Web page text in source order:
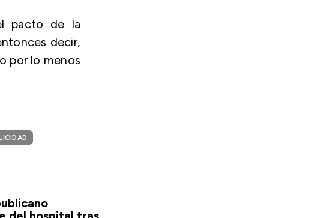
pacto de la
decir,
por lo menos